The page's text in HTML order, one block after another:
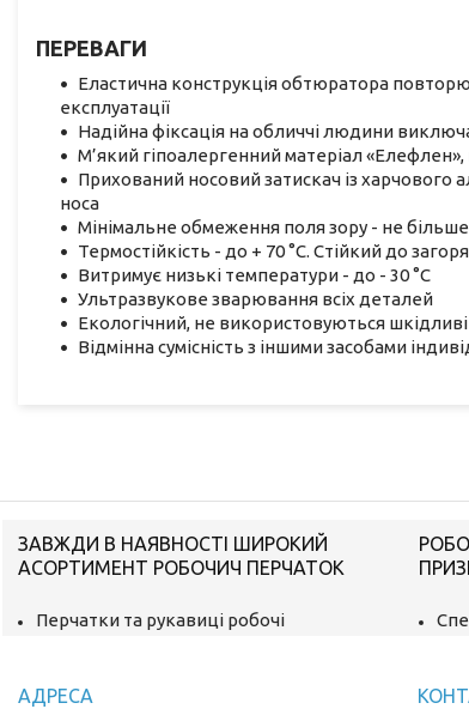
ПЕРЕВАГИ
Еластична конструкція обтюратора
експлуатації
Надійна фіксація на обличчі людини
М’який гіпоалергенний матеріал
Прихований носовий затискач із харчового
носа
Мінімальне обмеження поля зору - не більше
Термостійкість - до + 70 °C. Стійкий до
Витримує низькі температури - до - 30 °C
Ультразвукове зварювання всіх деталей
Екологічний, не використовуються
Відмінна сумісність з іншими засобами
ЗАВЖДИ В НАЯВНОСТІ ШИРОКИЙ
АСОРТИМЕНТ РОБОЧИЧ ПЕРЧАТОК
Перчатки та рукавиці робочі